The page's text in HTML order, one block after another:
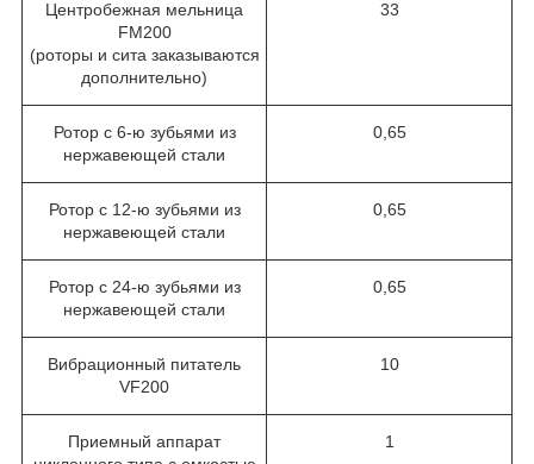
Центробежная мельница
FM200
(роторы и сита заказываются
дополнительно)
33
Ротор с 6-ю зубьями из
нержавеющей стали
0,65
Ротор с 12-ю зубьями из
нержавеющей стали
0,65
Ротор с 24-ю зубьями из
нержавеющей стали
0,65
Вибрационный питатель
VF200
10
Приемный аппарат
1